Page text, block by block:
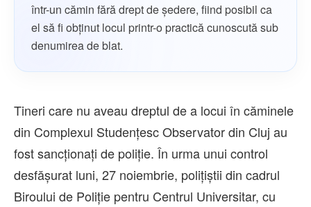
într-un cămin fără drept de ședere, fiind posibil ca
el să fi obținut locul printr-o practică cunoscută sub
denumirea de blat.
Tineri care nu aveau dreptul de a locui în căminele
din Complexul Studențesc Observator din Cluj au
fost sancționați de poliție. În urma unui control
desfășurat luni, 27 noiembrie, polițiștii din cadrul
Biroului de Poliție pentru Centrul Universitar, cu